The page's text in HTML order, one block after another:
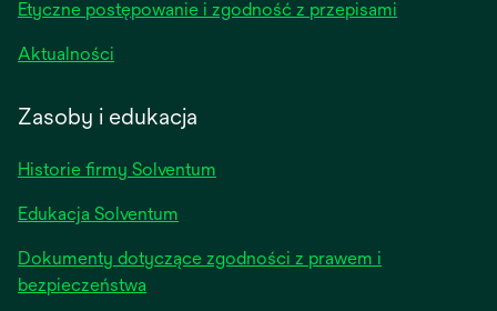
Etyczne postępowanie i zgodność z przepisami
Aktualności
tab
Zasoby i edukacja
Historie firmy Solventum
Edukacja Solventum
Dokumenty dotyczące zgodności z prawem i
bezpieczeństwa